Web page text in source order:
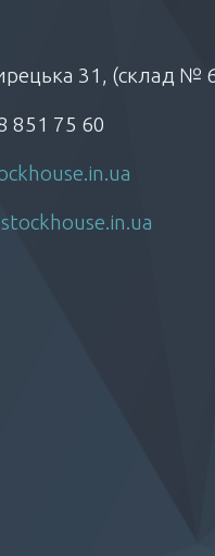
31, (склад №
851 75 60